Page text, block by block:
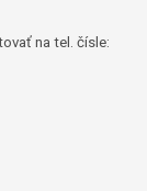
na tel. čísle: